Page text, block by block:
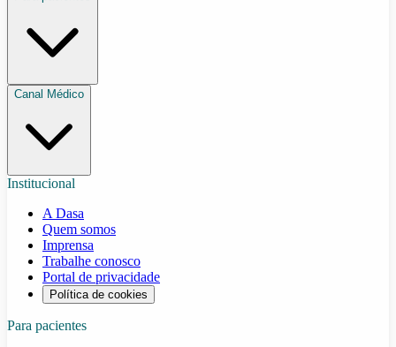
Canal Médico
Institucional
A Dasa
Quem somos
Imprensa
Trabalhe conosco
Portal de privacidade
Política de cookies
Para pacientes